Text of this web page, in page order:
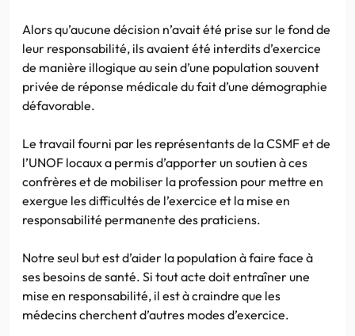
Alors qu’aucune décision n’avait été prise sur le fond de
leur responsabilité, ils avaient été interdits d’exercice
de manière illogique au sein d’une population souvent
privée de réponse médicale du fait d’une démographie
défavorable.
Le travail fourni par les représentants de la CSMF et de
l’UNOF locaux a permis d’apporter un soutien à ces
confrères et de mobiliser la profession pour mettre en
exergue les difficultés de l’exercice et la mise en
responsabilité permanente des praticiens.
Notre seul but est d’aider la population à faire face à
ses besoins de santé. Si tout acte doit entraîner une
mise en responsabilité, il est à craindre que les
médecins cherchent d’autres modes d’exercice.